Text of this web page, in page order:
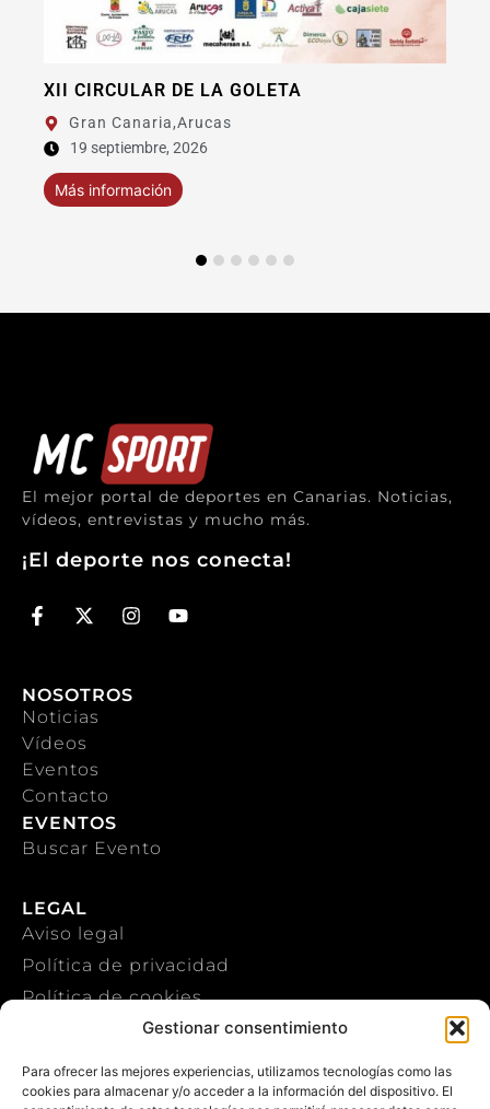
Gestionar consentimiento
Para ofrecer las mejores experiencias, utilizamos tecnologías como las
cookies para almacenar y/o acceder a la información del dispositivo. El
XI BAIFO EXTREME FUERTEVENTURA
Fuerteventura,
11 septiembre, 2026
Más información
El mejor portal de deportes en Canarias. Noticias,
vídeos, entrevistas y mucho más.
¡El deporte nos conecta!
NOSOTROS
Noticias
Vídeos
Eventos
Contacto
EVENTOS
Buscar Evento
LEGAL
Aviso legal
Política de privacidad
Política de cookies